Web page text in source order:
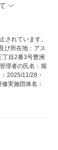
されています。
び所在地：アス
丁目2番3号豊洲
理者の氏名：堀
2025/11/28・
実施団体名：